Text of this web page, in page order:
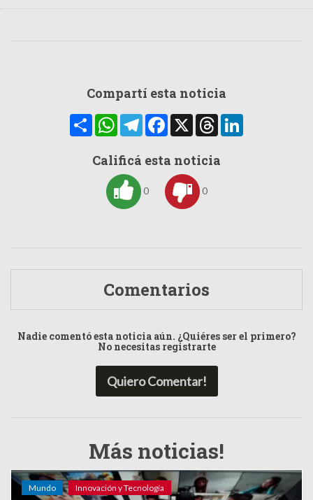
Compartí esta noticia
CompartirWhatsAppTelegramFacebook
X Threads
Calificá esta noticia
0 0
Comentarios
Nadie comentó esta noticia aún. ¿Quiéres ser el primero?
No necesitas registrarte
Quiero Comentar!
Más noticias!
Mundo Innovación y Tecnología